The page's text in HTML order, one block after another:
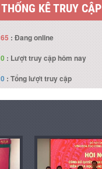
THỐNG KÊ TRUY CẬP
65 : Đang online
0 : Lượt truy cập hôm nay
0 : Tổng lượt truy cập